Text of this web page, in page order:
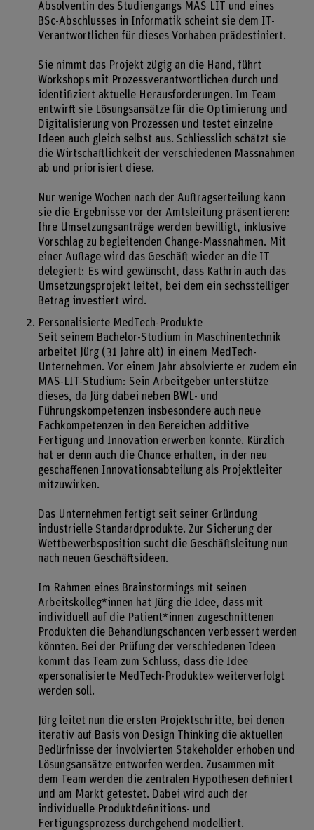
Absolventin des Studiengangs MAS LIT und eines
BSc-Abschlusses in Informatik scheint sie dem IT-
Verantwortlichen für dieses Vorhaben prädestiniert.
Sie nimmt das Projekt zügig an die Hand, führt
Workshops mit Prozessverantwortlichen durch und
identifiziert aktuelle Herausforderungen. Im Team
entwirft sie Lösungsansätze für die Optimierung und
Digitalisierung von Prozessen und testet einzelne
Ideen auch gleich selbst aus. Schliesslich schätzt sie
die Wirtschaftlichkeit der verschiedenen Massnahmen
ab und priorisiert diese.
Nur wenige Wochen nach der Auftragserteilung kann
sie die Ergebnisse vor der Amtsleitung präsentieren:
Ihre Umsetzungsanträge werden bewilligt, inklusive
Vorschlag zu begleitenden Change-Massnahmen. Mit
einer Auflage wird das Geschäft wieder an die IT
delegiert: Es wird gewünscht, dass Kathrin auch das
Umsetzungsprojekt leitet, bei dem ein sechsstelliger
Betrag investiert wird.
Personalisierte MedTech-Produkte
Seit seinem Bachelor-Studium in Maschinentechnik
arbeitet Jürg (31 Jahre alt) in einem MedTech-
Unternehmen. Vor einem Jahr absolvierte er zudem ein
MAS-LIT-Studium: Sein Arbeitgeber unterstütze
dieses, da Jürg dabei neben BWL- und
Führungskompetenzen insbesondere auch neue
Fachkompetenzen in den Bereichen additive
Fertigung und Innovation erwerben konnte. Kürzlich
hat er denn auch die Chance erhalten, in der neu
geschaffenen Innovationsabteilung als Projektleiter
mitzuwirken.
Das Unternehmen fertigt seit seiner Gründung
industrielle Standardprodukte. Zur Sicherung der
Wettbewerbsposition sucht die Geschäftsleitung nun
nach neuen Geschäftsideen.
Im Rahmen eines Brainstormings mit seinen
Arbeitskolleg*innen hat Jürg die Idee, dass mit
individuell auf die Patient*innen zugeschnittenen
Produkten die Behandlungschancen verbessert werden
könnten. Bei der Prüfung der verschiedenen Ideen
kommt das Team zum Schluss, dass die Idee
«personalisierte MedTech-Produkte» weiterverfolgt
werden soll.
Jürg leitet nun die ersten Projektschritte, bei denen
iterativ auf Basis von Design Thinking die aktuellen
Bedürfnisse der involvierten Stakeholder erhoben und
Lösungsansätze entworfen werden. Zusammen mit
dem Team werden die zentralen Hypothesen definiert
und am Markt getestet. Dabei wird auch der
individuelle Produktdefinitions- und
Fertigungsprozess durchgehend modelliert.